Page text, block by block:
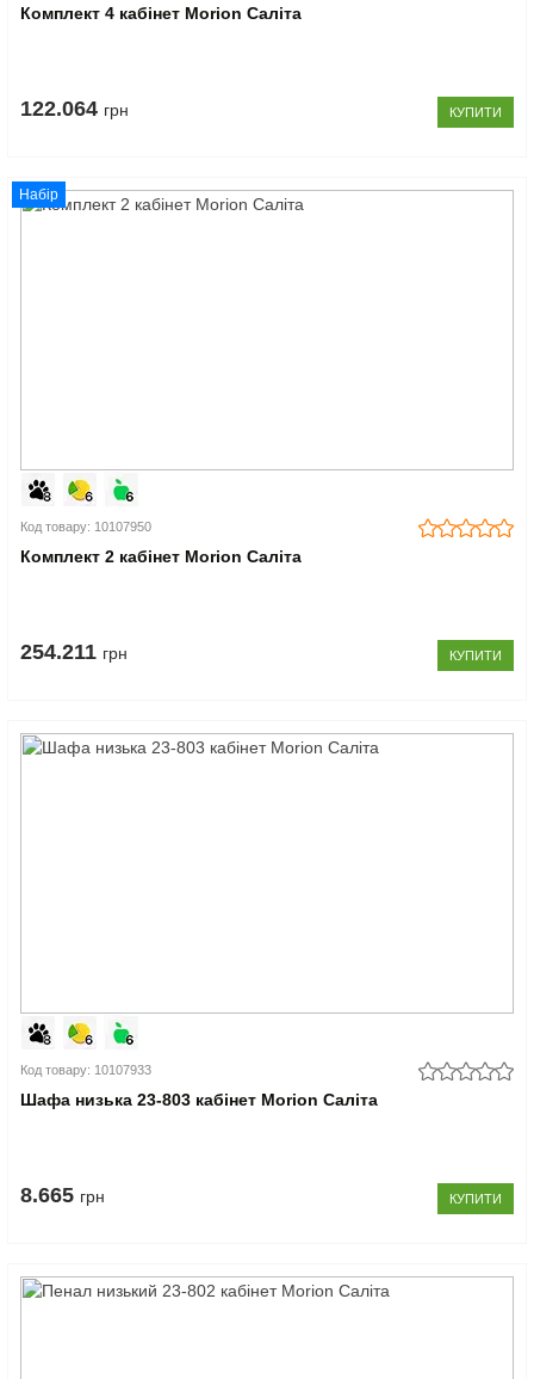
Комплект 4 кабінет Morion Саліта
122.064 грн КУПИТИ
Набір
Код товару: 10107950
Комплект 2 кабінет Morion Саліта
254.211 грн КУПИТИ
Код товару: 10107933
Шафа низька 23-803 кабінет Morion Саліта
8.665 грн КУПИТИ